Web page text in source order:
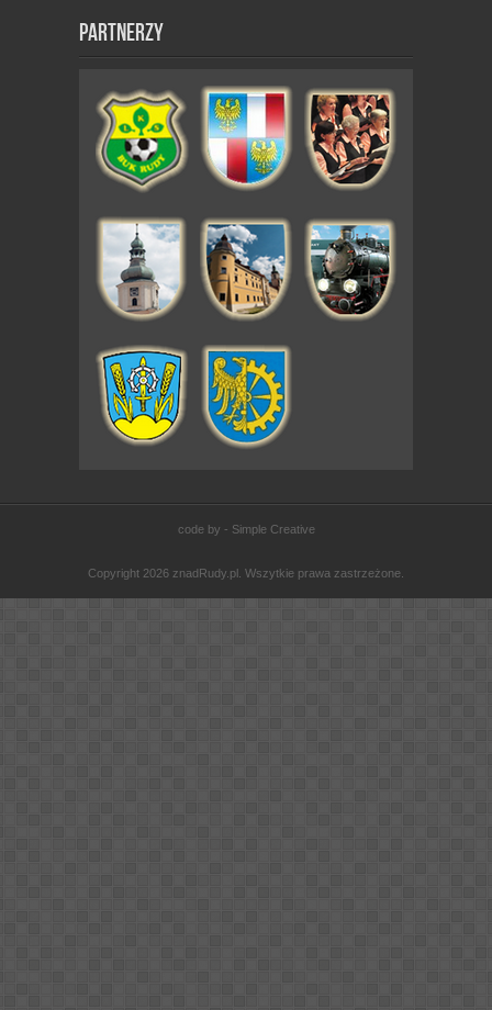
Partnerzy
code by - Simple Creative
Copyright 2026 znadRudy.pl. Wszytkie prawa zastrzeżone.